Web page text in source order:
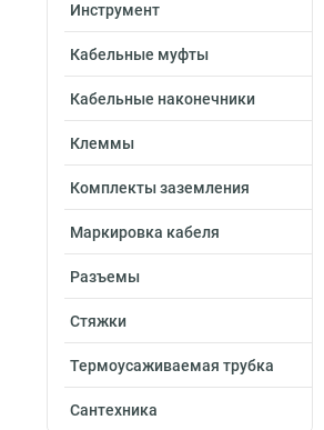
Инструмент
Кабельные муфты
Кабельные наконечники
Клеммы
Комплекты заземления
Маркировка кабеля
Разъемы
Стяжки
Термоусаживаемая трубка
Сантехника